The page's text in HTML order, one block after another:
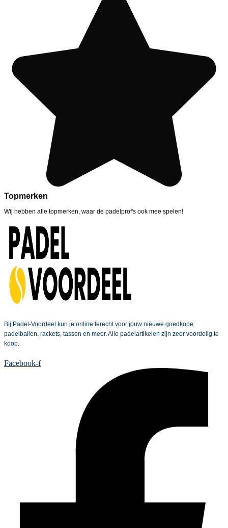
Topmerken
Wij hebben alle topmerken, waar de padelprof's ook mee spelen!
Bij Padel-Voordeel kun je online terecht voor jouw nieuwe goedkope
padelballen, rackets, tassen en meer. Alle padelartikelen zijn zeer voordelig te
koop.
Facebook-f